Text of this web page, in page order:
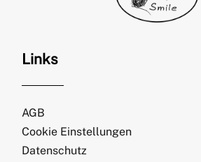
Links
AGB
Cookie Einstellungen
Datenschutz